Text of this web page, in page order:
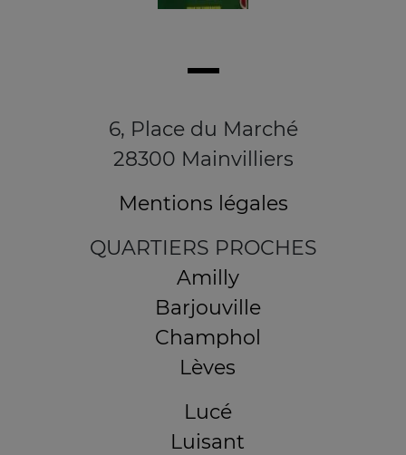
6, Place du Marché
28300 Mainvilliers
Mentions légales
QUARTIERS PROCHES
Amilly
Barjouville
Champhol
Lèves
Lucé
Luisant